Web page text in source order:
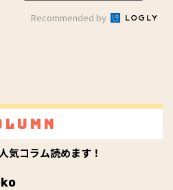
Recommended by
気コラム読めます！